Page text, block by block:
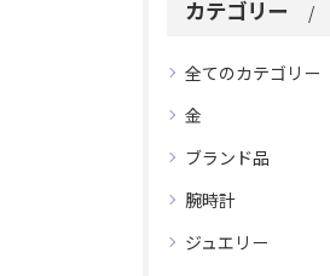
カテゴリー
全てのカテゴリー
金
ブランド品
腕時計
ジュエリー